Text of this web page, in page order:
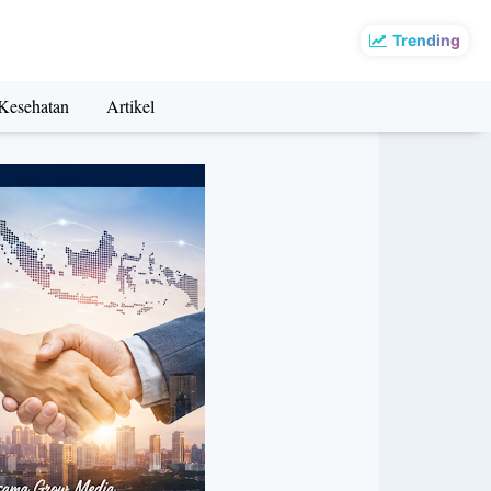
Trending
Artikel